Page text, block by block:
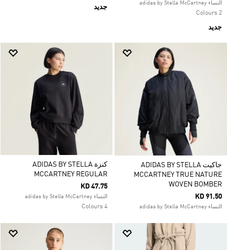
النساء adidas by Stella McCartney
2 Colours
جديد
جديد
جاكيت ADIDAS BY STELLA
MCCARTNEY TRUE NATURE
WOVEN BOMBER
KD 91.50
النساء adidas by Stella McCartney
كنزة ADIDAS BY STELLA
MCCARTNEY REGULAR
KD 47.75
النساء adidas by Stella McCartney
4 Colours